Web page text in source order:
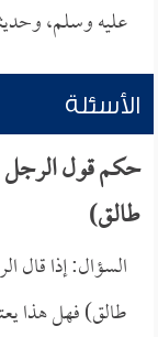
عليه وسلم،
الأسئلة
حكم قول الرجل
طالق)
السؤال: إذا قال
طالق) فهل هذا